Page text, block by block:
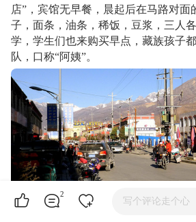
店”，宾馆无早餐，晨起后在马路对面
子，面条，油条，稀饭，豆浆，三人
学，学生们也来购买早点，藏族孩子
队，口称“阿姨”。
2
写个评论走个心